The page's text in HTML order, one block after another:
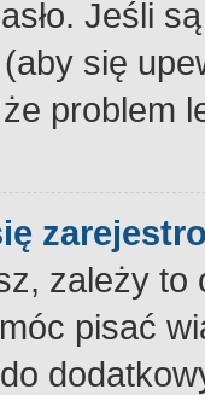
Jeśli
się
problem
zależy
pisać